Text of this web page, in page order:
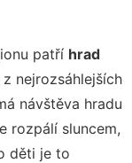
patří hrad
nejrozsáhlejších
návštěva hradu
rozpálí sluncem,
děti je to